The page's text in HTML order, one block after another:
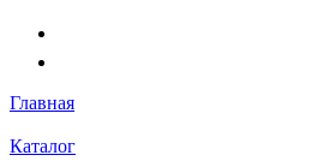
Главная
Каталог